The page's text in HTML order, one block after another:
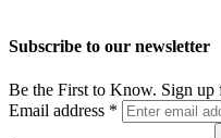
Subscribe to our newsletter
Be the First to Know. Sign up
Email address *